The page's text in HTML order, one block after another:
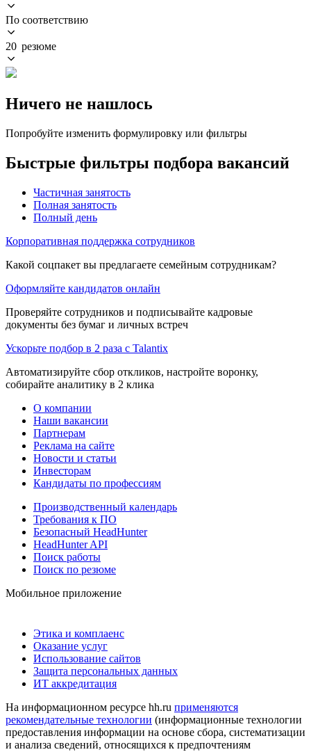
По соответствию
20 резюме
Ничего не нашлось
Попробуйте изменить формулировку или фильтры
Быстрые фильтры подбора вакансий
Частичная занятость
Полная занятость
Полный день
Корпоративная поддержка сотрудников
Какой соцпакет вы предлагаете семейным сотрудникам?
Оформляйте кандидатов онлайн
Проверяйте сотрудников и подписывайте кадровые
документы без бумаг и личных встреч
Ускорьте подбор в 2 раза с Talantix
Автоматизируйте сбор откликов, настройте воронку,
собирайте аналитику в 2 клика
О компании
Наши вакансии
Партнерам
Реклама на сайте
Новости и статьи
Инвесторам
Кандидаты по профессиям
Производственный календарь
Требования к ПО
Безопасный HeadHunter
HeadHunter API
Поиск работы
Поиск по резюме
Мобильное приложение
Этика и комплаенс
Оказание услуг
Использование сайтов
Защита персональных данных
ИТ аккредитация
На информационном ресурсе hh.ru применяются
рекомендательные технологии (информационные технологии
предоставления информации на основе сбора, систематизации
и анализа сведений, относящихся к предпочтениям